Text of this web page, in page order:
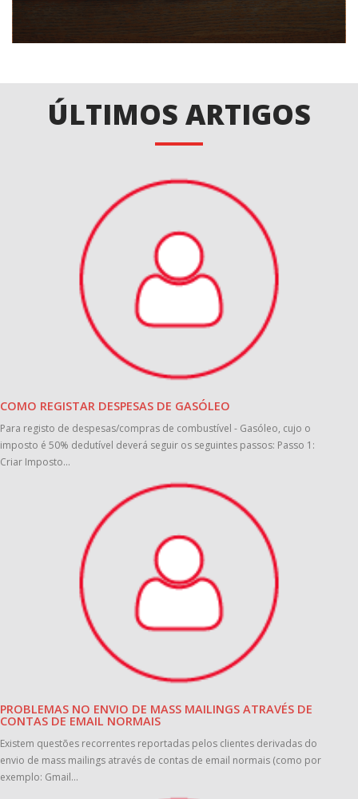
ÚLTIMOS ARTIGOS
COMO REGISTAR DESPESAS DE GASÓLEO
Para registo de despesas/compras de combustível - Gasóleo, cujo o
imposto é 50% dedutível deverá seguir os seguintes passos: Passo 1:
Criar Imposto...
PROBLEMAS NO ENVIO DE MASS MAILINGS ATRAVÉS DE
CONTAS DE EMAIL NORMAIS
Existem questões recorrentes reportadas pelos clientes derivadas do
envio de mass mailings através de contas de email normais (como por
exemplo: Gmail...